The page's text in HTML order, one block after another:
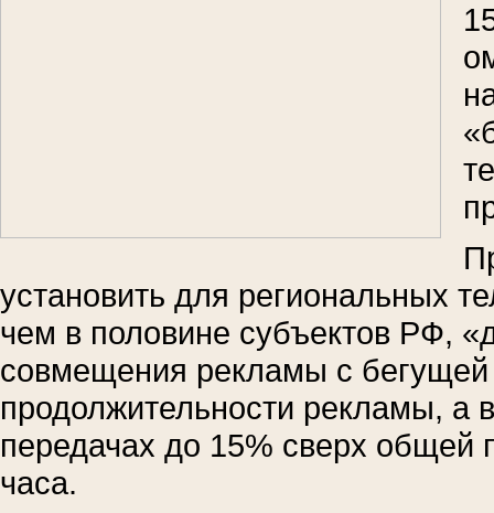
установить для региональных
чем в половине субъектов РФ,
совмещения рекламы с
продолжительности рекламы, а
передачах до 15% сверх общей
часа.